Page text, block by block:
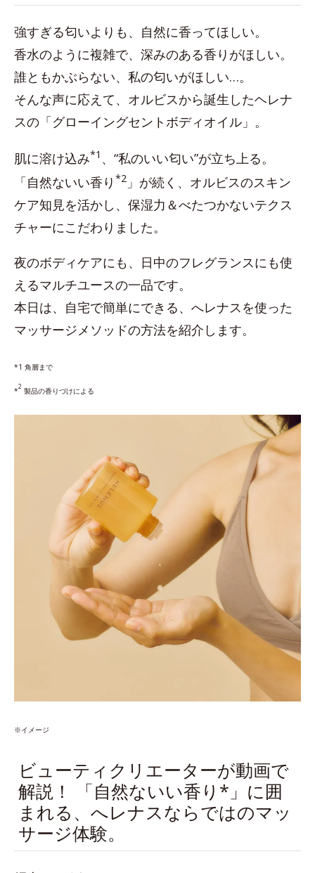
強すぎる匂いよりも、自然に香ってほしい。
香水のように複雑で、深みのある香りがほしい。
誰ともかぶらない、私の匂いがほしい…。
そんな声に応えて、オルビスから誕生したヘレナ
スの「グローイングセントボディオイル」。
肌に溶け込み*1 、“私のいい匂い”が立ち上る。
「自然ないい香り *2 」が続く、オルビスのスキン
ケア知見を活かし、保湿力＆べたつかないテクス
チャーにこだわりました。
夜のボディケアにも、日中のフレグランスにも使
えるマルチユースの一品です。
本日は、自宅で簡単にできる、へレナスを使った
マッサージメソッドの方法を紹介します。
*1 角層まで
*2 製品の香りづけによる
※イメージ
ビューティクリエーターが動画で
解説！ 「自然ないい香り*」に囲
まれる、へレナスならではのマッ
サージ体験。